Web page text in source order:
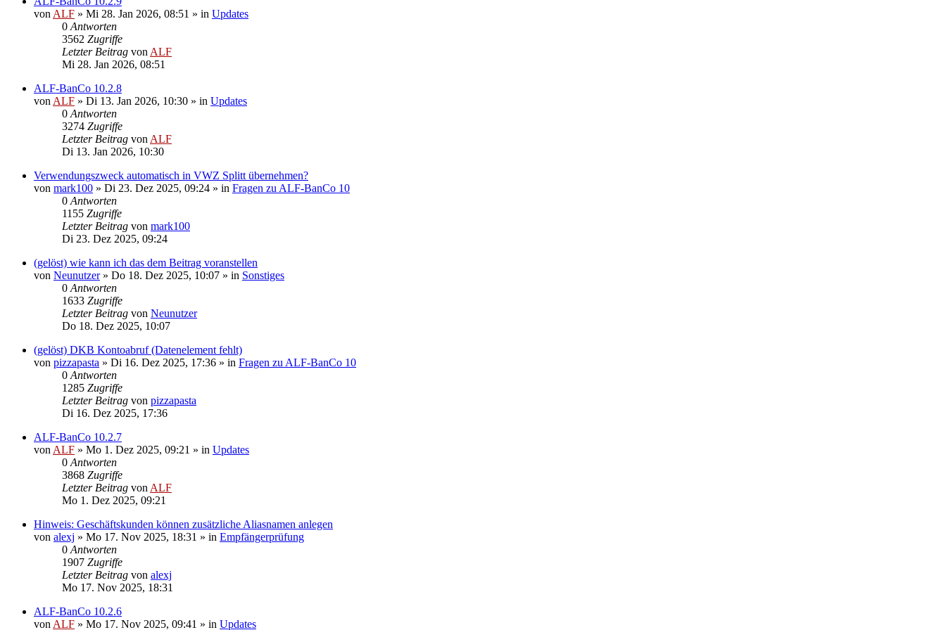
von ALF » Mi 28. Jan 2026, 08:51 » in Updates
0 Antworten
3562 Zugriffe
Letzter Beitrag von ALF
Mi 28. Jan 2026, 08:51
ALF-BanCo 10.2.8
von ALF » Di 13. Jan 2026, 10:30 » in Updates
0 Antworten
3274 Zugriffe
Letzter Beitrag von ALF
Di 13. Jan 2026, 10:30
Verwendungszweck automatisch in VWZ Splitt übernehmen?
von mark100 » Di 23. Dez 2025, 09:24 » in Fragen zu ALF-BanCo 10
0 Antworten
1155 Zugriffe
Letzter Beitrag von mark100
Di 23. Dez 2025, 09:24
(gelöst) wie kann ich das dem Beitrag voranstellen
von Neunutzer» Do 18. Dez 2025, 10:07 » in Sonstiges
0 Antworten
1633 Zugriffe
Letzter Beitrag von Neunutzer
Do 18. Dez 2025, 10:07
(gelöst) DKB Kontoabruf (Datenelement fehlt)
von pizzapasta » Di 16. Dez 2025, 17:36 » in Fragen zu ALF-BanCo 10
0 Antworten
1285 Zugriffe
Letzter Beitrag von pizzapasta
Di 16. Dez 2025, 17:36
ALF-BanCo 10.2.7
von ALF » Mo 1. Dez 2025, 09:21 » in Updates
0 Antworten
3868 Zugriffe
Letzter Beitrag von ALF
Mo 1. Dez 2025, 09:21
Hinweis: Geschäftskunden können zusätzliche Aliasnamen anlegen
von alexj » Mo 17. Nov 2025, 18:31 » in Empfängerprüfung
0 Antworten
1907 Zugriffe
Letzter Beitrag von alexj
Mo 17. Nov 2025, 18:31
ALF-BanCo 10.2.6
von ALF » Mo 17. Nov 2025, 09:41 » in Updates